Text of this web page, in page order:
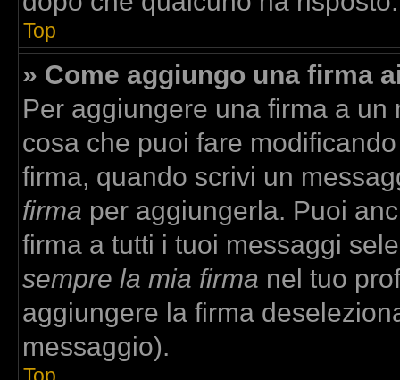
Top
» Come aggiungo una firma
Per aggiungere una firma a
cosa che puoi fare
firma, quando scrivi un
firma per aggiungerla. Puoi
firma a tutti i tuoi messaggi
sempre la mia firma nel tuo
aggiungere la firma
messaggio).